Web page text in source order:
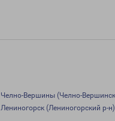
Челно-Вершины (Челно-
Лениногорск (Лениногорский р-н)